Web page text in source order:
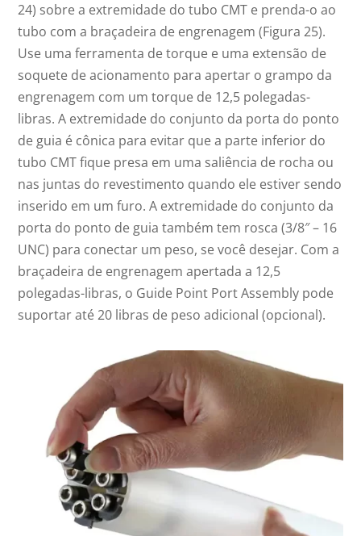
24) sobre a extremidade do tubo CMT e prenda-o ao
tubo com a braçadeira de engrenagem (Figura 25).
Use uma ferramenta de torque e uma extensão de
soquete de acionamento para apertar o grampo da
engrenagem com um torque de 12,5 polegadas-
libras. A extremidade do conjunto da porta do ponto
de guia é cônica para evitar que a parte inferior do
tubo CMT fique presa em uma saliência de rocha ou
nas juntas do revestimento quando ele estiver sendo
inserido em um furo. A extremidade do conjunto da
porta do ponto de guia também tem rosca (3/8″ – 16
UNC) para conectar um peso, se você desejar. Com a
braçadeira de engrenagem apertada a 12,5
polegadas-libras, o Guide Point Port Assembly pode
suportar até 20 libras de peso adicional (opcional).